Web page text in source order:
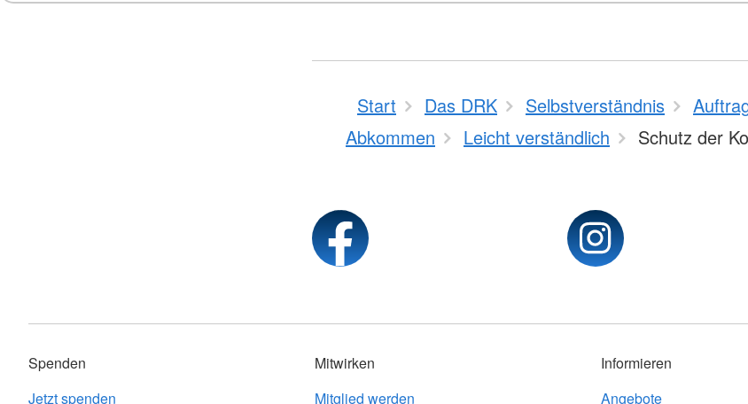
Start Das DRK Selbstverständnis
Abkommen
Leicht verständlich Schutz der
Spenden
Jetzt spenden
Mitwirken
Mitglied werden
Informieren
Angebote